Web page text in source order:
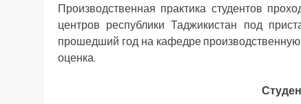
Производственная практика студентов
центров республики Таджикистан под
прошедший год на кафедре
оценка.